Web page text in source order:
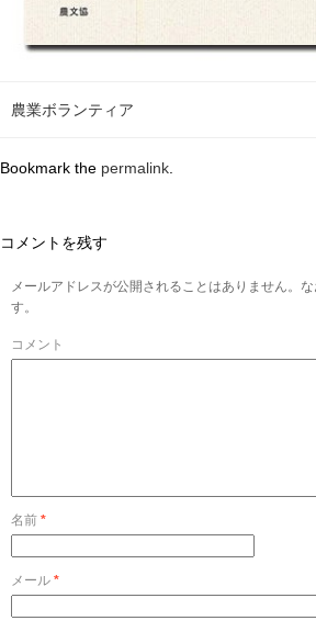
農業ボランティア
Bookmark the permalink.
コメントを残す
メールアドレスが公開されることはありません。
す。
コメント
名前 *
メール *